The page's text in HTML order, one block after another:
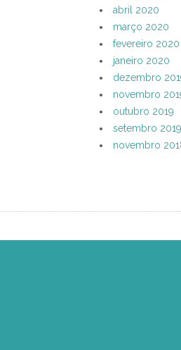
abril 2020
março 2020
fevereiro 2020
janeiro 2020
dezembro
novembro
outubro 2019
setembro 2019
novembro